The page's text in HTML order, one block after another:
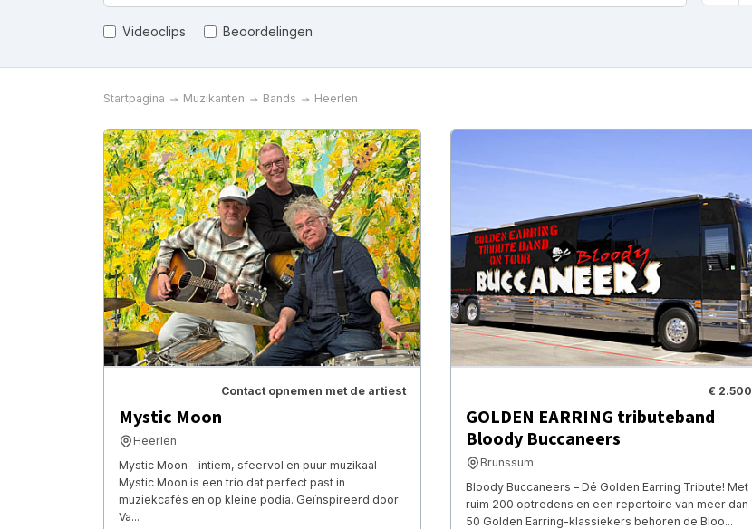
Videoclips Beoordelingen
Startpagina Muzikanten Bands Heerlen
Contact opnemen met de artiest
Mystic Moon
Heerlen
Mystic Moon – intiem, sfeervol en puur muzikaal
Mystic Moon is een trio dat perfect past in
muziekcafés en op kleine podia. Geïnspireerd door
Va...
€ 2.500
GOLDEN EARRING tributeband
Bloody Buccaneers
Brunssum
Bloody Buccaneers – Dé Golden Earring Tribute! Met
ruim 200 optredens en een repertoire van meer dan
50 Golden Earring-klassiekers behoren de Bloo...